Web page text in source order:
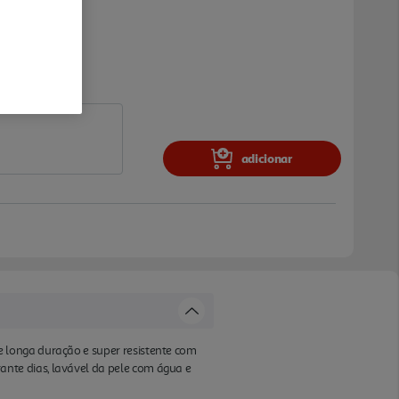
adicionar
duração e super resistente com
dias, lavável da pele com água e